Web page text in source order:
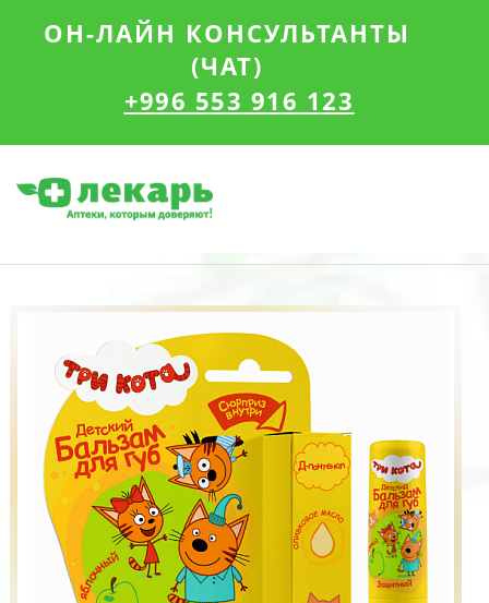
ОН-ЛАЙН КОНСУЛЬТАНТЫ
(ЧАТ)
+996 553 916 123